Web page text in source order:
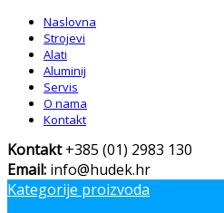
Naslovna
Strojevi
Alati
Aluminij
Servis
O nama
Kontakt
Kontakt+385 (01) 2983 130
Email: info@hudek.hr
Kategorije proizvoda